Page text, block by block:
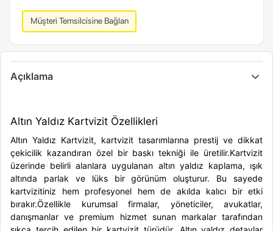
Müşteri Temsilcisine Bağlan
Açıklama
Altın Yaldız Kartvizit Özellikleri
Altın Yaldız Kartvizit, kartvizit tasarımlarına prestij ve dikkat
çekicilik kazandıran özel bir baskı tekniği ile üretilir.Kartvizit
üzerinde belirli alanlara uygulanan altın yaldız kaplama, ışık
altında parlak ve lüks bir görünüm oluşturur. Bu sayede
kartvizitiniz hem profesyonel hem de akılda kalıcı bir etki
bırakır.Özellikle kurumsal firmalar, yöneticiler, avukatlar,
danışmanlar ve premium hizmet sunan markalar tarafından